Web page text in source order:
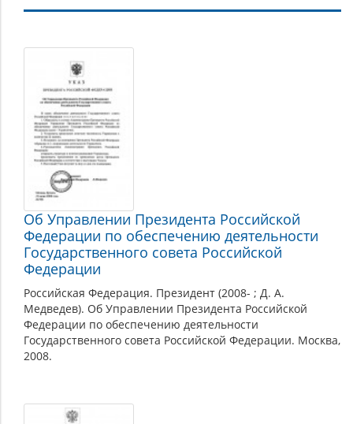
Государственный
Российской
Федерации
Об Управлении Президента Российской
Федерации по обеспечению деятельности
Государственного совета Российской
Федерации
Российская Федерация. Президент (2008- ; Д. А.
Медведев). Об Управлении Президента Российской
Федерации по обеспечению деятельности
Государственного совета Российской Федерации. Москва,
2008.